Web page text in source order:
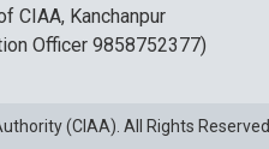
CIAA, Kanchanpur
Officer 9858752377)
(CIAA) . All Rights Reserved.